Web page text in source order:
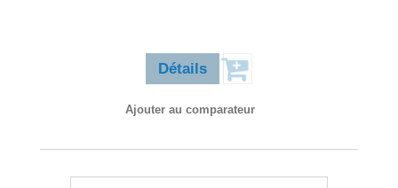
Détails
Ajouter au comparateur